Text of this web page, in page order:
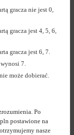
gracza nie jest 0,
gracza jest 4, 5, 6,
gracza jest 6, 7.
7.
może dobierać.
Po
postawione na
nasze